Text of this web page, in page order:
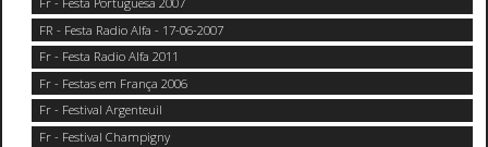
FR - Festa Radio Alfa - 17-06-2007
Fr - Festa Radio Alfa 2011
Fr - Festas em França 2006
Fr - Festival Argenteuil
Fr - Festival Champigny